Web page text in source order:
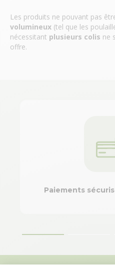
Les produits ne pouvant pas
volumineux (tel que les
nécessitant plusieurs colis ne
offre.
Paiements